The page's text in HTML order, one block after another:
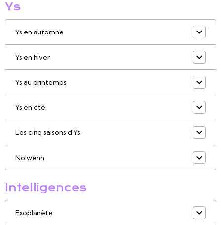
Ys
Ys en automne
Ys en hiver
Ys au printemps
Ys en été
Les cinq saisons d'Ys
Nolwenn
Intelligences
Exoplanète